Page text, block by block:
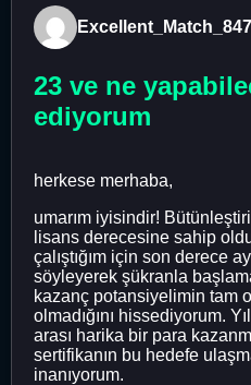
23 ve ne
ediyorum
herkese merhaba,
umarım iyisindir!
lisans derecesine sahip
çalıştığım için son derece
söyleyerek şükranla
kazanç potansiyelimin tam
olmadığını hissediyorum.
arası harika bir para
sertifikanın bu hedefe
inanıyorum.